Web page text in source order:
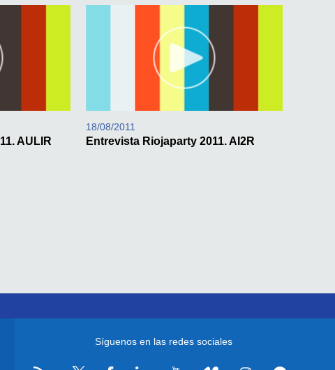
AULIR
18/08/2011
Entrevista Riojaparty 2011. AI2R
Síguenos en las redes sociales